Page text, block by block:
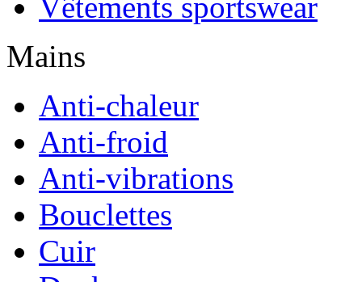
Mains
Anti-chaleur
Anti-froid
Anti-vibrations
Bouclettes
Cuir